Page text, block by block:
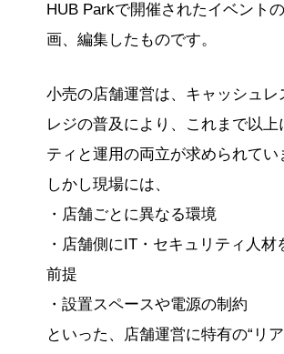
HUB Parkで開催されたイベント
画、編集したものです。
小売の店舗運営は、キャッシュレ
レジの普及により、これまで以上
ティと運用の両立が求められてい
しかし現場には、
・店舗ごとに異なる環境
・店舗側にIT・セキュリティ人材
前提
・設置スペースや電源の制約
といった、店舗運営に特有の“リ